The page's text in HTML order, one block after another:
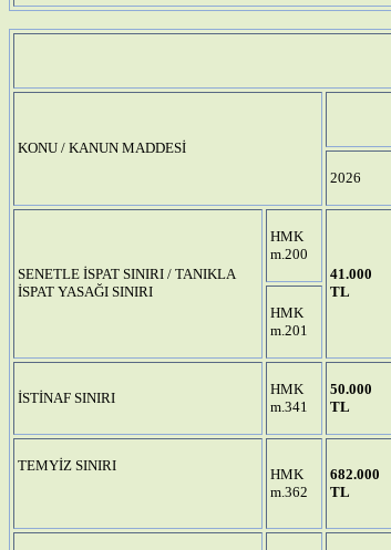
KONU / KANUN MADDESİ
2026
SENETLE İSPAT SINIRI / TANIKLA
İSPAT YASAĞI SINIRI
HMK
m.200
41.000
TL
HMK
m.201
İSTİNAF SINIRI
HMK
m.341
50.000
TL
TEMYİZ SINIRI
HMK
m.362
682.000
TL